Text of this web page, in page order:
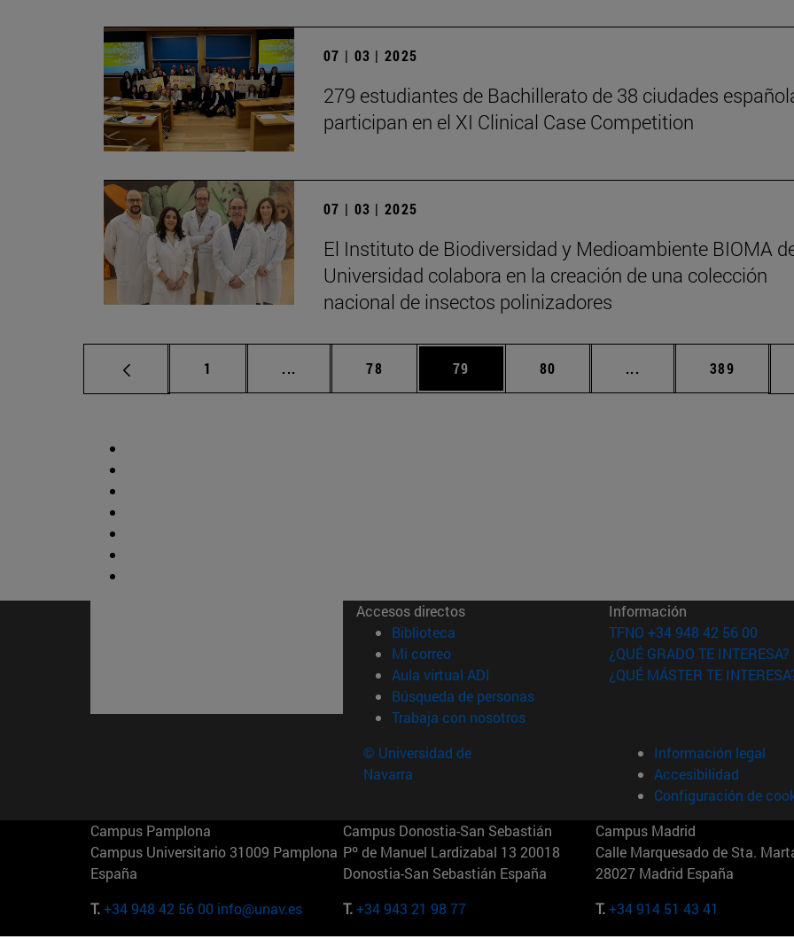
07 | 03 | 2025
279 estudiantes de Bachillerato de 38 ciudades
participan en el XI Clinical Case Competition
07 | 03 | 2025
El Instituto de Biodiversidad y Medioambiente BIOMA
Universidad colabora en la creación de una colección
nacional de insectos polinizadores
Página
1 ... Páginas intermedias Use TAB para desplazarse.
Página
78 Página
79 Página
80 ... Páginas intermedias
Página
389
Accesos directos
Biblioteca (abre en nueva ventana)
Mi correo(abre en nueva ventana)
Aula virtual ADI (abre en nueva ventana)
Búsqueda de personas(abre en nueva ventana)
Trabaja con nosotros(abre en nueva ventana)
Información
TFNO +34 948 42 56 00
¿QUÉ GRADO TE INTERESA?
¿QUÉ MÁSTER TE
© Universidad de
Navarra
Información legal
Accesibilidad
Configuración de
Campus Pamplona
Campus Universitario 31009 Pamplona
España
T.+34 948 42 56 00 info@unav.es
Campus Donostia-San Sebastián
Pº de Manuel Lardizabal 13 20018
Donostia-San Sebastián España
T.+34 943 21 98 77
Campus Madrid
Calle Marquesado de Sta.
28027 Madrid España
T.+34 914 51 43 41